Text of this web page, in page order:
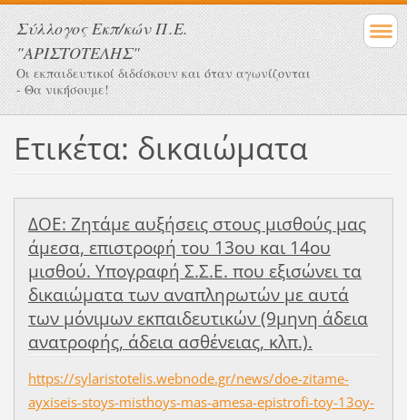
Σύλλογος Eκπ/κών Π.Ε.
"ΑΡΙΣΤΟΤΕΛΗΣ"
Οι εκπαιδευτικοί διδάσκουν και όταν αγωνίζονται
- Θα νικήσουμε!
Ετικέτα: δικαιώματα
ΔΟΕ: Ζητάμε αυξήσεις στους μισθούς μας
άμεσα, επιστροφή του 13ου και 14ου
μισθού. Υπογραφή Σ.Σ.Ε. που εξισώνει τα
δικαιώματα των αναπληρωτών με αυτά
των μόνιμων εκπαιδευτικών (9μηνη άδεια
ανατροφής, άδεια ασθένειας, κλπ.).
https://sylaristotelis.webnode.gr/news/doe-zitame-
ayxiseis-stoys-misthoys-mas-amesa-epistrofi-toy-13oy-